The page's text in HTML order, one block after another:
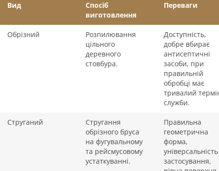
Вид
Спосіб
виготовлення
Переваги
Обрізний
Розпилювання
цільного
деревного
стовбура.
Доступність,
добре вбирає
антисептичні
засоби, при
правильній
обробці має
тривалий
служби.
Струганий
Стругання
обрізного бруса
на фугувальному
та рейсмусовому
устаткуванні.
Правильна
геометрична
форма,
універсальність
застосування,